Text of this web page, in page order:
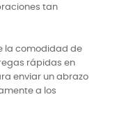
tan
la comodidad de
rápidas en
enviar un abrazo
a los